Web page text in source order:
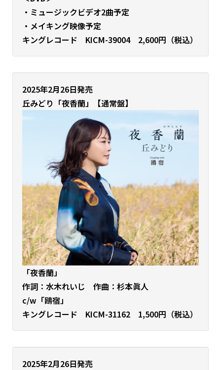
・ミュージックビデオ2曲予定
・メイキング映像予定
キングレコード KICM-39004 2,600円（税込）
2025年2月26日発売
丘みどり 「夜香蘭」【通常盤】
「夜香蘭」
作詞：水木れいじ 作曲：杉本眞人
c/w「鴎宿」
キングレコード KICM-31162 1,500円（税込）
2025年2月26日発売